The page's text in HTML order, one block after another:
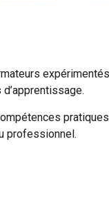
professionnel.